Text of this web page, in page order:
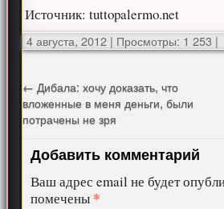
Источник: tuttopalermo.net
4 августа, 2012 | Просмотры: 1 253 |
← Дибала: хочу доказать, что
вложенные в меня деньги, были
потрачены не зря
Добавить комментарий
Ваш адрес email не будет
помечены *